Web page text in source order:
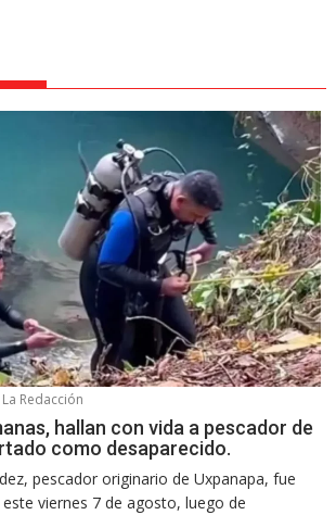
La Redacción
hallan con vida a pescador de
como desaparecido.
pescador originario de Uxpanapa, fue
viernes 7 de agosto, luego de